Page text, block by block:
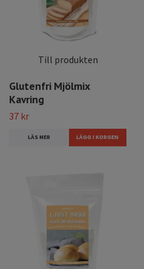
Till produkten
Glutenfri Mjölmix
Kavring
37 kr
LÄS MER